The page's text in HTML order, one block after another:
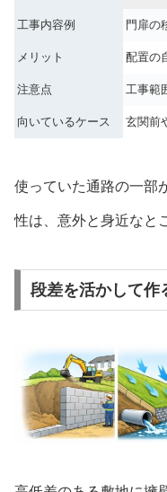
工事内容例 門扉の
メリット 配置の
注意点 工事範
向いているケース 玄関前
使っていた通路の一部
性は、意外と身近なと
段差を活かして作